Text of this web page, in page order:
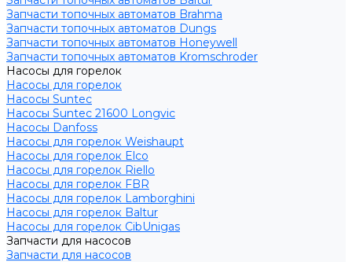
Запчасти топочных автоматов Brahma
Запчасти топочных автоматов Dungs
Запчасти топочных автоматов Honeywell
Запчасти топочных автоматов Kromschroder
Насосы для горелок
Насосы для горелок
Насосы Suntec
Насосы Suntec 21600 Longvic
Насосы Danfoss
Насосы для горелок Weishaupt
Насосы для горелок Elco
Насосы для горелок Riello
Насосы для горелок FBR
Насосы для горелок Lamborghini
Насосы для горелок Baltur
Насосы для горелок CibUnigas
Запчасти для насосов
Запчасти для насосов